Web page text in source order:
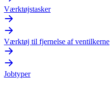
Værktøjstasker
Værktøj til fjernelse af ventilkerne
Jobtyper